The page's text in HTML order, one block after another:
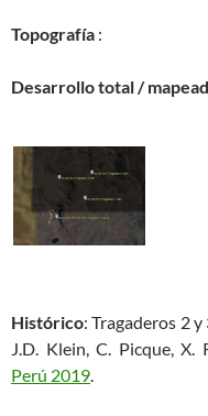
Topografía :
Desarrollo total /
Histórico: Tragaderos 2
J.D. Klein, C. Picque,
Perú 2019.